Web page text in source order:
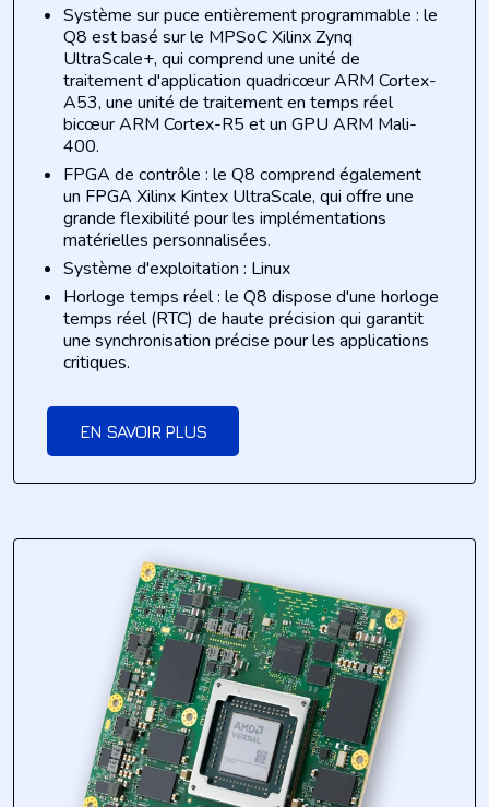
Système sur puce entièrement programmable : le
Q8 est basé sur le MPSoC Xilinx Zynq
UltraScale+, qui comprend une unité de
traitement d'application quadricœur ARM Cortex-
A53, une unité de traitement en temps réel
bicœur ARM Cortex-R5 et un GPU ARM Mali-
400.
FPGA de contrôle : le Q8 comprend également
un FPGA Xilinx Kintex UltraScale, qui offre une
grande flexibilité pour les implémentations
matérielles personnalisées.
Système d'exploitation : Linux
Horloge temps réel : le Q8 dispose d'une horloge
temps réel (RTC) de haute précision qui garantit
une synchronisation précise pour les applications
critiques.
EN SAVOIR PLUS